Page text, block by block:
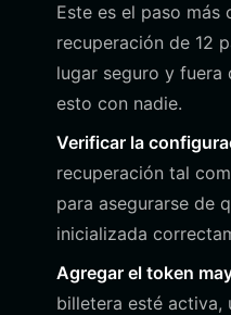
Este es el paso
recuperación de 12
lugar seguro y fuera
esto con nadie.
Verificar la
recuperación tal
para asegurarse de
inicializada
Agregar el token
billetera esté activa,